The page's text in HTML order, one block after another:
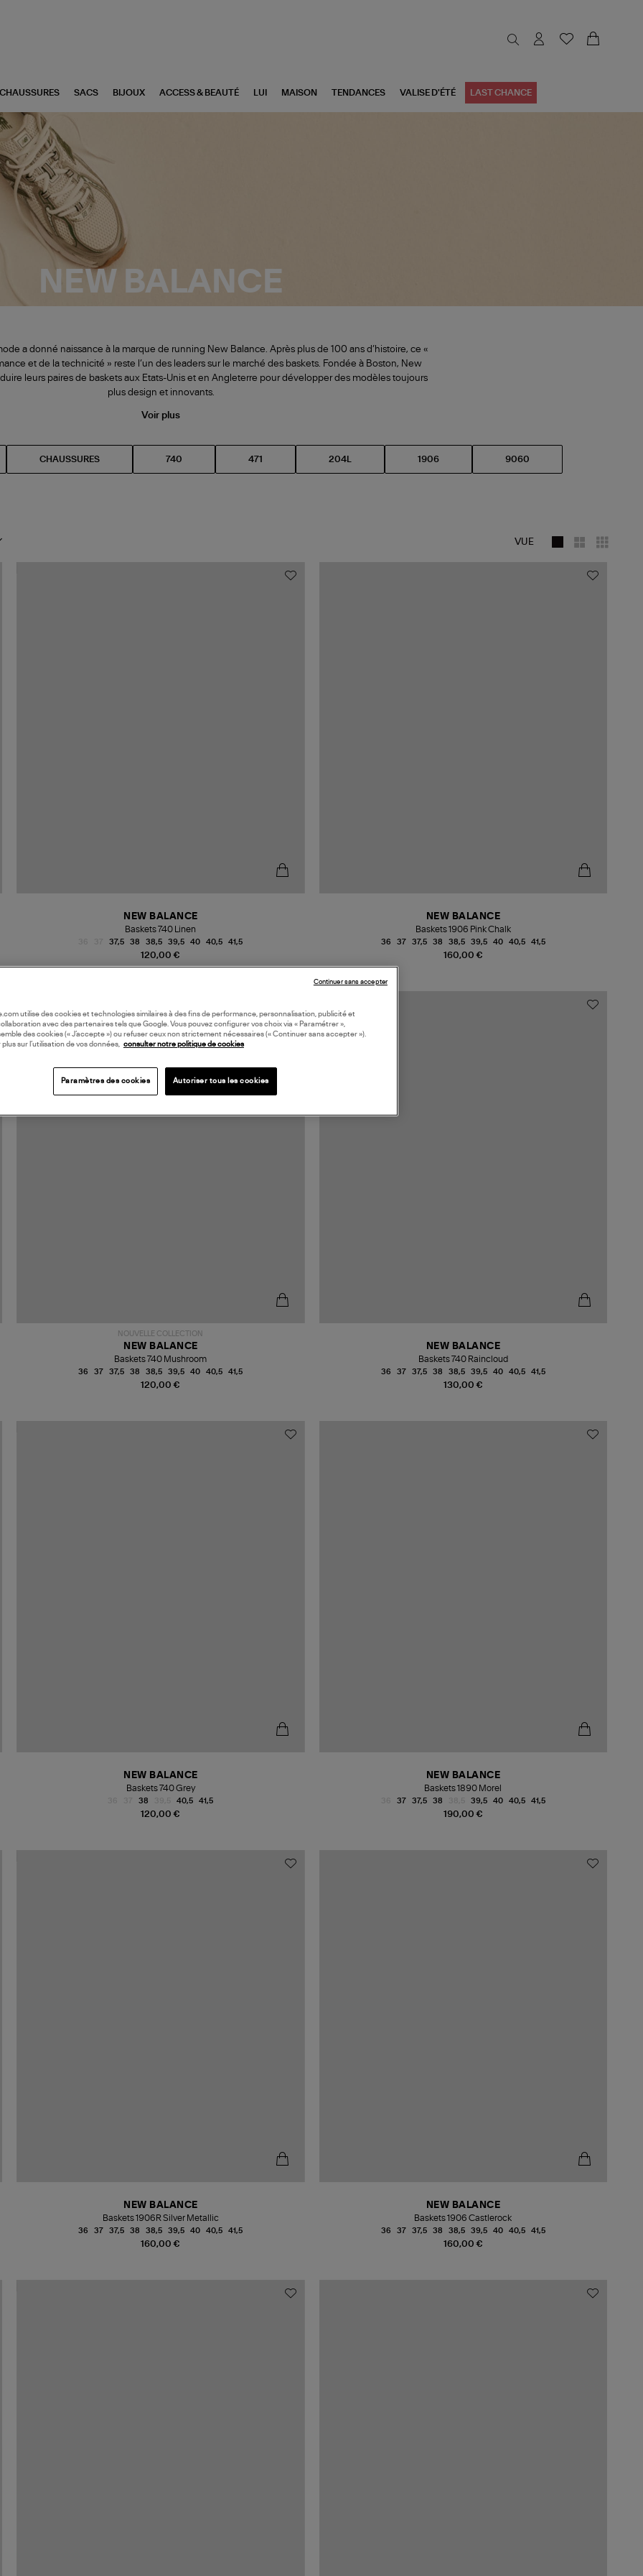
CHAUSSURES SACS BIJOUX ACCESS & BEAUTÉ LUI MAISON TENDANCES VALISE D'ÉTÉ LAST CHANCE
NEW BALANCE
a donné naissance à la marque de running New Balance. Après plus de 100 ans d’histoire, ce «
et de la technicité » reste l’un des leaders sur le marché des baskets. Fondée à Boston, New
leurs paires de baskets aux Etats-Unis et en Angleterre pour développer des modèles toujours
plus design et innovants.
Voir plus
CHAUSSURES 740 471 204L 1906 9060
VUE
120,00 €
NEW BALANCE
Baskets 740 Linen
37,5 38 38,5 39,5 40 40,5 41,5
160,00 €
NEW BALANCE
Baskets 1906 Pink Chalk
36 37 37,5 38 38,5 39,5 40 40,5 41,5
NOUVELLE COLLECTION
120,00 €
NEW BALANCE
Baskets 740 Mushroom
36 37 37,5 38 38,5 39,5 40 40,5 41,5
130,00 €
NEW BALANCE
Baskets 740 Raincloud
36 37 37,5 38 38,5 39,5 40 40,5 41,5
120,00 €
NEW BALANCE
Baskets 740 Grey
38 40,5 41,5
190,00 €
NEW BALANCE
Baskets 1890 Morel
37 37,5 38 39,5 40 40,5 41,5
160,00 €
NEW BALANCE
Baskets 1906R Silver Metallic
36 37 37,5 38 38,5 39,5 40 40,5 41,5
160,00 €
NEW BALANCE
Baskets 1906 Castlerock
36 37 37,5 38 38,5 39,5 40 40,5 41,5
utilise des cookies et technologies similaires à des fins de performance, personnalisation, publicité et
avec des partenaires tels que Google. Vous pouvez configurer vos choix via « Paramétrer »,
des cookies (« J’accepte ») ou refuser ceux non strictement nécessaires (« Continuer sans accepter »).
plus sur l’utilisation de vos données, consulter notre politique de cookies
Paramètres des cookies Autoriser tous les cookies
Continuer sans accepter